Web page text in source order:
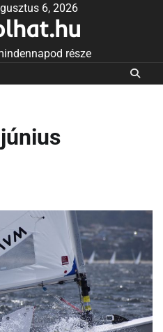
6, 2026
része